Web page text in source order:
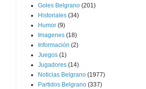
Goles Belgrano (201)
Historiales (34)
Humor (9)
Imagenes (18)
Información (2)
Juegos (1)
Jugadores (14)
Noticias Belgrano (1977)
Partidos Belgrano (337)